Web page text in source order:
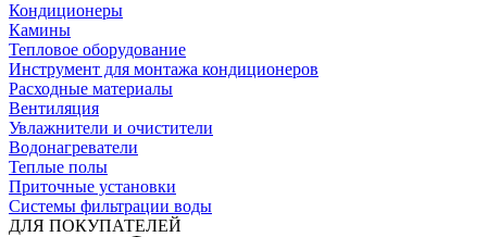
Кондиционеры
Камины
Тепловое оборудование
Инструмент для монтажа кондиционеров
Расходные материалы
Вентиляция
Увлажнители и очистители
Водонагреватели
Теплые полы
Приточные установки
Системы фильтрации воды
ДЛЯ ПОКУПАТЕЛЕЙ